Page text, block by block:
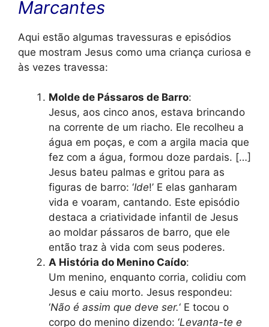
Marcantes
Aqui estão algumas travessuras e episódios
que mostram Jesus como uma criança curiosa e
às vezes travessa:
Molde de Pássaros de Barro:
Jesus, aos cinco anos, estava brincando
na corrente de um riacho. Ele recolheu a
água em poças, e com a argila macia que
fez com a água, formou doze pardais. […]
Jesus bateu palmas e gritou para as
figuras de barro: ‘Ide!’ E elas ganharam
vida e voaram, cantando. Este episódio
destaca a criatividade infantil de Jesus
ao moldar pássaros de barro, que ele
então traz à vida com seus poderes.
A História do Menino Caído:
Um menino, enquanto corria, colidiu com
Jesus e caiu morto. Jesus respondeu:
‘Não é assim que deve ser.‘ E tocou o
corpo do menino dizendo: ‘Levanta-te e